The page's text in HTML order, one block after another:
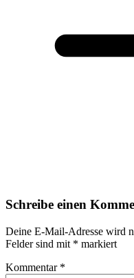
Schreibe einen
Deine E-Mail-Adresse wird
Felder sind mit * markiert
Kommentar *